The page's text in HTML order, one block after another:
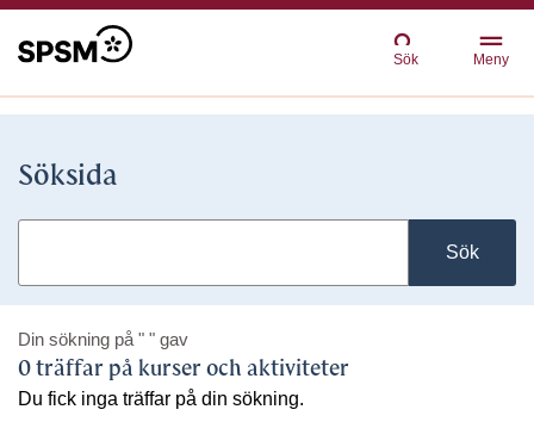
Sök Meny
Söksida
Sök
Din sökning på " " gav
0 träffar på kurser och aktiviteter
Du fick inga träffar på din sökning.